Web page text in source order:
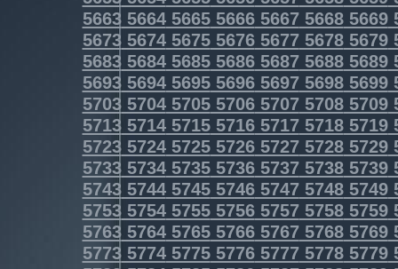
5663566456655666566756685669
5673567456755676567756785679
5683568456855686568756885689
5693569456955696569756985699
5703570457055706570757085709
5713571457155716571757185719
5723572457255726572757285729
5733573457355736573757385739
5743574457455746574757485749
5753575457555756575757585759
5763576457655766576757685769
5773577457755776577757785779